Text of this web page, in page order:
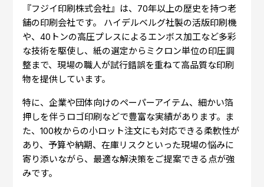
『フジイ印刷株式会社』は、70年以上の歴史を持つ老
舗の印刷会社です。 ハイデルベルグ社製の活版印刷機
や、40トンの高圧プレスによるエンボス加工など多彩
な技術を駆使し、紙の選定からミクロン単位の印圧調
整まで、現場の職人が試行錯誤を重ねて高品質な印刷
物を提供しています。
特に、企業や団体向けのペーパーアイテム、細かい箔
押しを伴うロゴ印刷などで豊富な実績があります。ま
た、100枚からの小ロット注文にも対応できる柔軟性が
あり、予算や納期、在庫リスクといった現場の悩みに
寄り添いながら、最適な解決策をご提案できる点が強
みです。